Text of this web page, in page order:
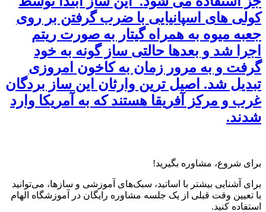
کولی های اسپانیایی با ضرب گرفتن بر روی
جعبه میوه به همراه گیتار به صورت ریتم
اجرا شد و بعدها حالتی ساز گونه به خود
گرفت و به مرور زمان به کاخون امروزی
تبدیل شد. اصیل ترین وارثان این ساز بردگان
غرب و مرکز آفریقا هستند که به آمریکا وارد
شدند‌.
برای شروع، مشاوره بگیرید!
برای آشنایی بیشتر با اساتید، سبک‌های آموزشی و سازها، می‌توانید
با تعیین وقت قبلی از یک جلسه مشاوره رایگان در آموزشگاه الهام
استفاده کنید.